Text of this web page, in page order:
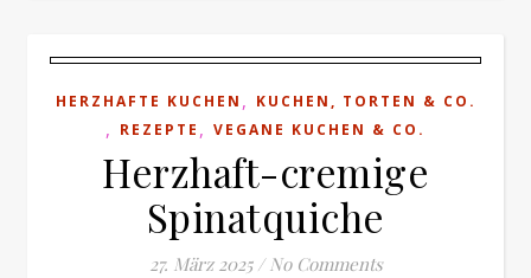
HERZHAFTE KUCHEN , KUCHEN, TORTEN & CO.
, REZEPTE , VEGANE KUCHEN & CO.
Herzhaft-cremige
Spinatquiche
27. März 2025 / No Comments